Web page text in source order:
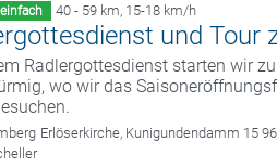
einfach 40 - 59 km, 15-18 km/h
und Tour
Radlergottesdienst starten wir
wo wir das
Erlöserkirche, Kunigundendamm 15